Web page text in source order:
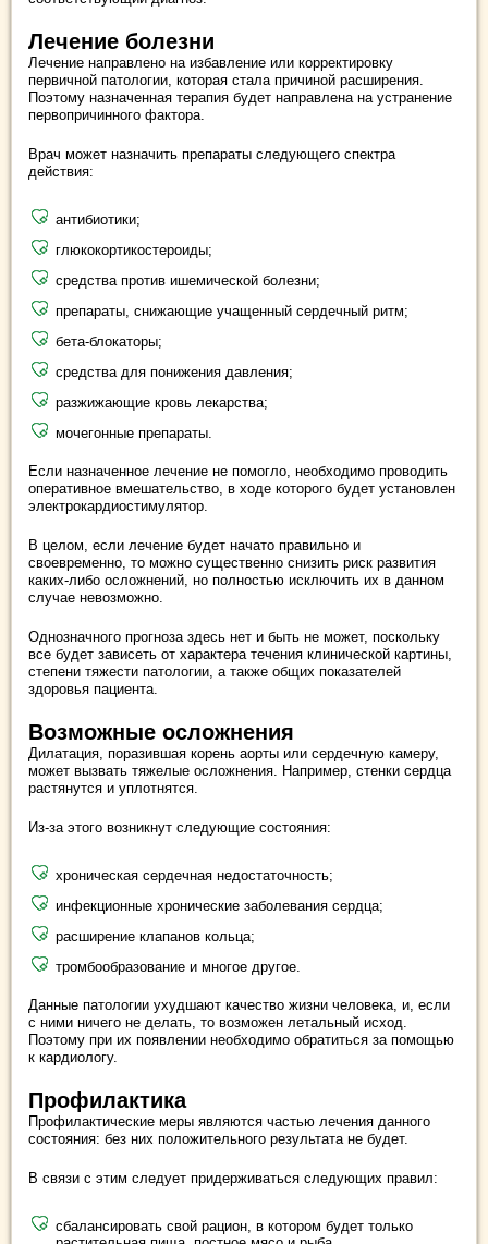
Лечение болезни
Лечение направлено на избавление или корректировку
первичной патологии, которая стала причиной расширения.
Поэтому назначенная терапия будет направлена на устранение
первопричинного фактора.
Врач может назначить препараты следующего спектра
действия:
антибиотики;
глюкокортикостероиды;
средства против ишемической болезни;
препараты, снижающие учащенный сердечный ритм;
бета-блокаторы;
средства для понижения давления;
разжижающие кровь лекарства;
мочегонные препараты.
Если назначенное лечение не помогло, необходимо проводить
оперативное вмешательство, в ходе которого будет установлен
электрокардиостимулятор.
В целом, если лечение будет начато правильно и
своевременно, то можно существенно снизить риск развития
каких-либо осложнений, но полностью исключить их в данном
случае невозможно.
Однозначного прогноза здесь нет и быть не может, поскольку
все будет зависеть от характера течения клинической картины,
степени тяжести патологии, а также общих показателей
здоровья пациента.
Возможные осложнения
Дилатация, поразившая корень аорты или сердечную камеру,
может вызвать тяжелые осложнения. Например, стенки сердца
растянутся и уплотнятся.
Из-за этого возникнут следующие состояния:
хроническая сердечная недостаточность;
инфекционные хронические заболевания сердца;
расширение клапанов кольца;
тромбообразование и многое другое.
Данные патологии ухудшают качество жизни человека, и, если
с ними ничего не делать, то возможен летальный исход.
Поэтому при их появлении необходимо обратиться за помощью
к кардиологу.
Профилактика
Профилактические меры являются частью лечения данного
состояния: без них положительного результата не будет.
В связи с этим следует придерживаться следующих правил:
сбалансировать свой рацион, в котором будет только